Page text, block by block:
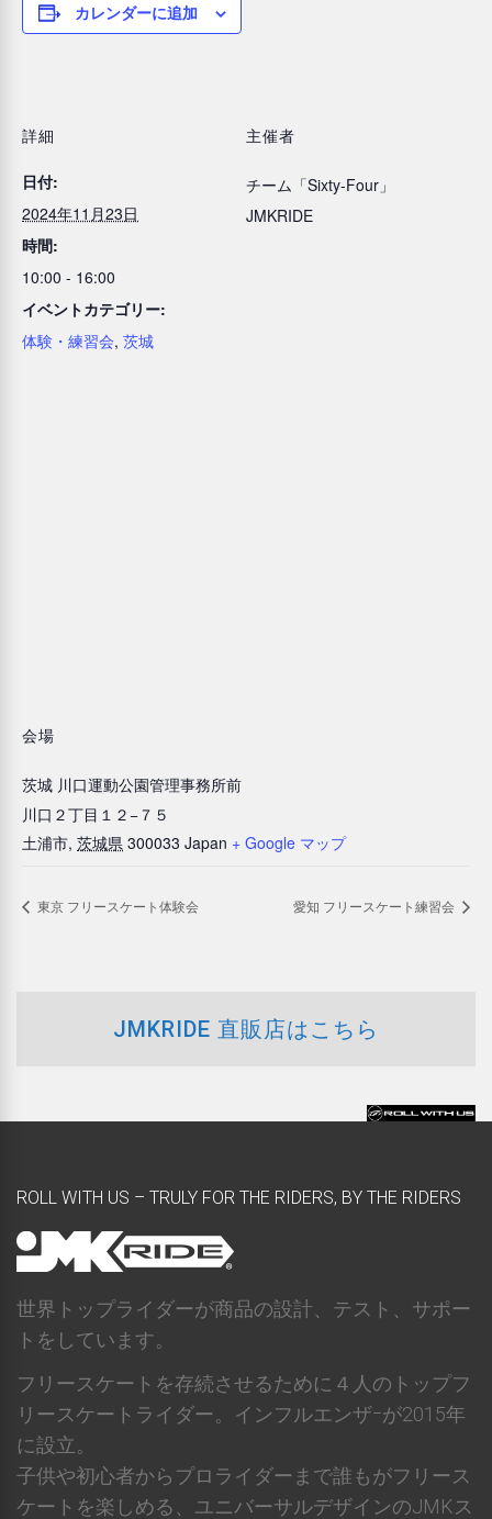
カレンダーに追加
詳細
日付:
2024年11月23日
時間:
10:00 - 16:00
イベントカテゴリー:
体験・練習会, 茨城
主催者
チーム「Sixty-Four」
JMKRIDE
会場
茨城 川口運動公園管理事務所前
川口２丁目１２−７５
土浦市, 茨城県 300033 Japan + Google マップ
東京 フリースケート体験会 愛知 フリースケート練習会
JMKRIDE 直販店はこちら
ROLL WITH US – TRULY FOR THE RIDERS, BY THE RIDERS
世界トップライダーが商品の設計、テスト、サポー
トをしています。
フリースケートを存続させるために４人のトップフ
リースケートライダー。インフルエンザｰが2015年
に設立。
子供や初心者からプロライダーまで誰もがフリース
ケートを楽しめる、ユニバーサルデザインのJMKス